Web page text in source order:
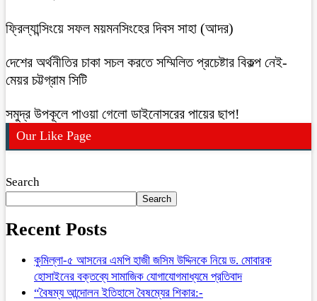
ফ্রিল্যান্সিংয়ে সফল ময়মনসিংহের দিবস সাহা (আদর)
দেশের অর্থনীতির চাকা সচল করতে সম্মিলিত প্রচেষ্টার বিকল্প নেই-
মেয়র চট্টগ্রাম সিটি
সমুদ্র উপকূলে পাওয়া গেলো ডাইনোসরের পায়ের ছাপ!
Our Like Page
Search
Search
Recent Posts
কুমিল্লা-৫ আসনের এমপি হাজী জসিম উদ্দিনকে নিয়ে ড. মোবারক
হোসাইনের বক্তব্যে সামাজিক যোগাযোগমাধ্যমে প্রতিবাদ
“বৈষম্য আন্দোলন ইতিহাসে বৈষম্যের শিকার:-